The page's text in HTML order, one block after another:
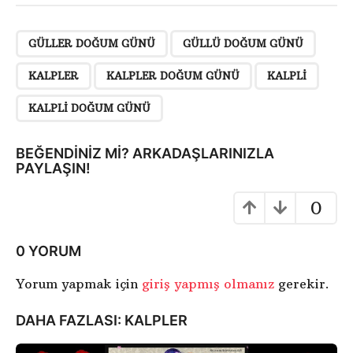
f
a
a
GÜLLER DOĞUM GÜNÜ GÜLLÜ DOĞUM GÜNÜ
KALPLER KALPLER DOĞUM GÜNÜ KALPLI
KALPLI DOĞUM GÜNÜ
BEĞENDINIZ MI? ARKADAŞLARINIZLA
PAYLAŞIN!
0
0 YORUM
Yorum yapmak için giriş yapmış olmanız gerekir.
DAHA FAZLASI: KALPLER